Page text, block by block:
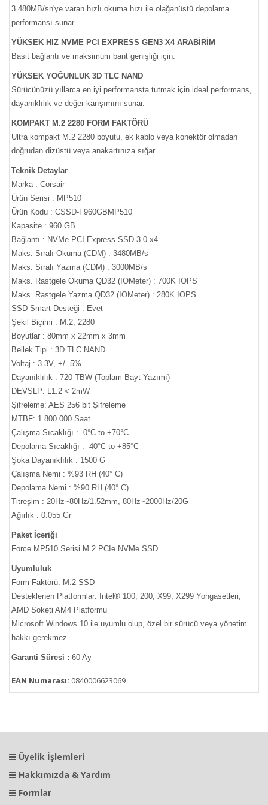
3.480MB/sn'ye varan hızlı okuma hızı ile olağanüstü depolama
performansı sunar.
YÜKSEK HIZ NVME PCI EXPRESS GEN3 X4 ARABİRİM
Basit bağlantı ve maksimum bant genişliği için.
YÜKSEK YOĞUNLUK 3D TLC NAND
Sürücünüzü yıllarca en iyi performansta tutmak için ideal performans,
dayanıklılık ve değer karışımını sunar.
KOMPAKT M.2 2280 FORM FAKTÖRÜ
Ultra kompakt M.2 2280 boyutu, ek kablo veya konektör olmadan
doğrudan dizüstü veya anakartınıza sığar.
Teknik Detaylar
Marka : Corsair
Ürün Serisi : MP510
Ürün Kodu : CSSD-F960GBMP510
Kapasite : 960 GB
Bağlantı : NVMe PCI Express SSD 3.0 x4
Maks. Sıralı Okuma (CDM) : 3480MB/s
Maks. Sıralı Yazma (CDM) : 3000MB/s
Maks. Rastgele Okuma QD32 (IOMeter) : 700K IOPS
Maks. Rastgele Yazma QD32 (IOMeter) : 280K IOPS
SSD Smart Desteği : Evet
Şekil Biçimi : M.2, 2280
Boyutlar : 80mm x 22mm x 3mm
Bellek Tipi : 3D TLC NAND
Voltaj : 3.3V, +/- 5%
Dayanıklılık : 720 TBW (Toplam Bayt Yazımı)
DEVSLP: L1.2 < 2mW
Şifreleme: AES 256 bit Şifreleme
MTBF: 1.800.000 Saat
Çalışma Sıcaklığı : 0°C to +70°C
Depolama Sıcaklığı : -40°C to +85°C
Şoka Dayanıklılık : 1500 G
Çalışma Nemi : %93 RH (40° C)
Depolama Nemi : %90 RH (40° C)
Titreşim : 20Hz~80Hz/1.52mm, 80Hz~2000Hz/20G
Ağırlık : 0.055 Gr
Paket İçeriği
Force MP510 Serisi M.2 PCIe NVMe SSD
Uyumluluk
Form Faktörü: M.2 SSD
Desteklenen Platformlar: Intel® 100, 200, X99, X299 Yongasetleri,
AMD Soketi AM4 Platformu
Microsoft Windows 10 ile uyumlu olup, özel bir sürücü veya yönetim
hakkı gerekmez.
Garanti Süresi : 60 Ay
EAN Numarası: 0840006623069
Üyelik İşlemleri
Hakkımızda & Yardım
Formlar